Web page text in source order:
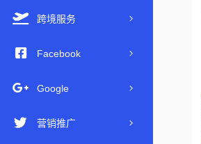
跨境服务
Facebook
Google
营销推广